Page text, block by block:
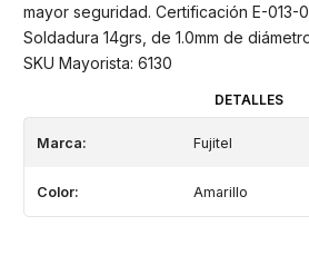
mayor seguridad. Certificación E-013-
Soldadura 14grs, de 1.0mm de
SKU Mayorista: 6130
DETALLES
Marca: Fujitel
Color: Amarillo